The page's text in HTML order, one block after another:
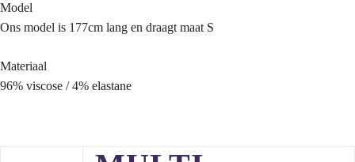
Model
Ons model is 177cm lang en draagt maat S
Materiaal
96% viscose / 4% elastane